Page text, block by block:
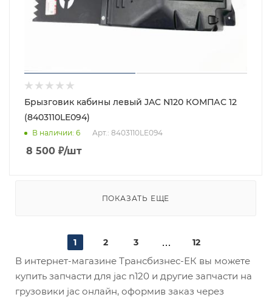
Брызговик кабины левый JAC N120 КОМПАС 12
(8403110LE094)
В наличии: 6 Арт.: 8403110LE094
8 500 ₽/шт
ПОКАЗАТЬ ЕЩЕ
1 2 3 12
В интернет-магазине Трансбизнес-ЕК вы можете
купить запчасти для jac n120 и другие запчасти на
грузовики jac онлайн, оформив заказ через